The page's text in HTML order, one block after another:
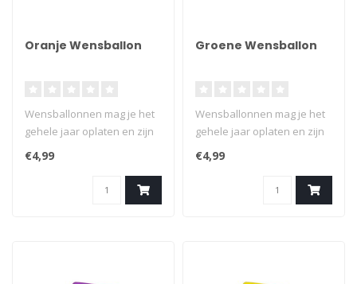
Oranje Wensballon
Wensballonnen mag je het
gehele jaar oplaten en zijn
een verantwoord
alternatief..
€4,99
Groene Wensballon
Wensballonnen mag je het
gehele jaar oplaten en zijn
een verantwoord
alternatief..
€4,99